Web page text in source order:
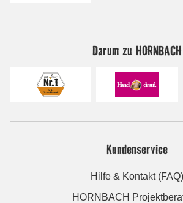
Darum zu HORNBACH
Kundenservice
Hilfe & Kontakt (FAQ)
HORNBACH